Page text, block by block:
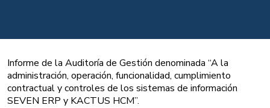
Informe de la Auditoría de Gestión denominada “A la
administración, operación, funcionalidad, cumplimiento
contractual y controles de los sistemas de información
SEVEN ERP y KACTUS HCM”.